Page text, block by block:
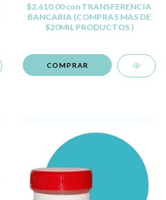
$2.610,00con TRANSFERENCIA
BANCARIA (COMPRAS MAS DE
$20MIL PRODUCTOS )